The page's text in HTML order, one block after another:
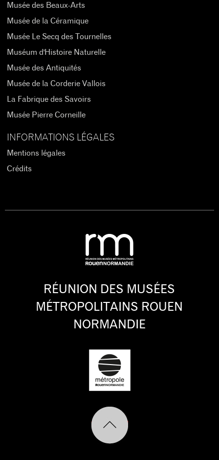
Musée des Beaux-Arts
Musée de la Céramique
Musée Le Secq des Tournelles
Muséum d'Histoire Naturelle
Musée des Antiquités
Musée de la Corderie Vallois
La Fabrique des Savoirs
Musée Pierre Corneille
INFORMATIONS LÉGALES
Mentions légales
Crédits
RÉUNION DES MUSÉES
MÉTROPOLITAINS ROUEN
NORMANDIE